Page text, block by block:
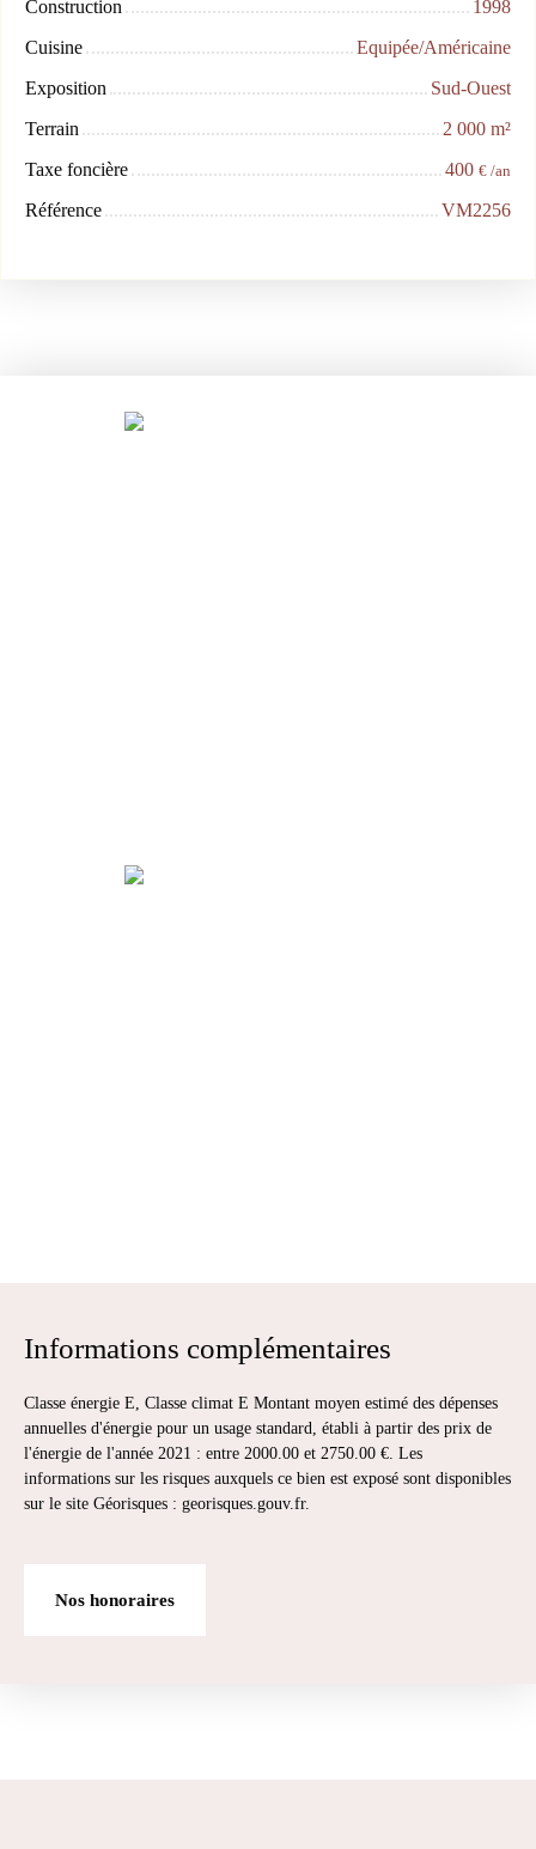
Construction
1998
Cuisine
Equipée/Américaine
Exposition
Sud-Ouest
Terrain
2 000 m²
Taxe foncière
400 € /an
Référence VM2256
Informations complémentaires
Classe énergie E, Classe climat E Montant moyen estimé des dépenses
annuelles d'énergie pour un usage standard, établi à partir des prix de
l'énergie de l'année 2021 : entre 2000.00 et 2750.00 €. Les
informations sur les risques auxquels ce bien est exposé sont disponibles
sur le site Géorisques : georisques.gouv.fr.
Nos honoraires